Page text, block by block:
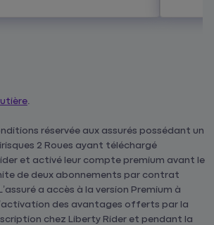
.
réservée aux assurés possédant un
2 Roues ayant téléchargé
et activé leur compte premium avant le
de deux abonnements par contrat
a accès à la version Premium à
des avantages offerts par la
chez Liberty Rider et pendant la